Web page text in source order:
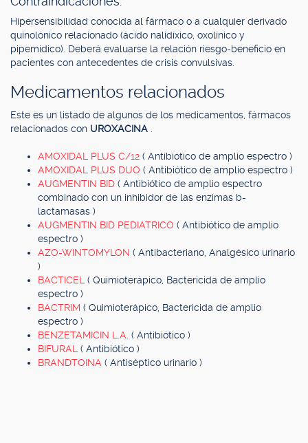
Hipersensibilidad conocida al fármaco o a cualquier derivado
quinolónico relacionado (ácido nalidíxico, oxolínico y
pipemídico). Deberá evaluarse la relación riesgo-beneficio en
pacientes con antecedentes de crisis convulsivas.
Medicamentos relacionados
Este es un listado de algunos de los medicamentos, fármacos
relacionados con UROXACINA
AMOXIDAL PLUS C/12 ( Antibiótico de amplio espectro )
AMOXIDAL PLUS DUO ( Antibiótico de amplio espectro )
AUGMENTIN BID ( Antibiótico de amplio espectro
combinado con un inhibidor de las enzimas b-
lactamasas )
AUGMENTIN BID PEDIATRICO ( Antibiótico de amplio
espectro )
AZO-WINTOMYLON ( Antibacteriano, Analgésico urinario
)
BACTICEL ( Quimioterápico, Bactericida de amplio
espectro )
BACTRIM ( Quimioterápico, Bactericida de amplio
espectro )
BENZETAMICIN L.A. ( Antibiótico )
BIFURAL ( Antibiótico )
BRANDTOINA ( Antiséptico urinario )